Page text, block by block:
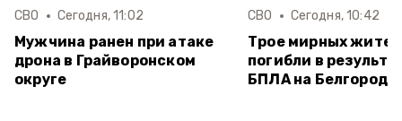
СВО Сегодня, 11:02
Мужчина ранен при атаке
дрона в Грайворонском
округе
СВО Сегодня, 10:42
Трое мирных
погибли в
БПЛА на Белгород